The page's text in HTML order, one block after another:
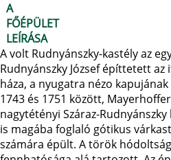
A
FŐÉPÜLET
LEÍRÁSA
A volt Rudnyánszky-kastély az
Rudnyánszky József építtetett
háza, a nyugatra nézo
1743 és 1751 között,
nagytétényi Száraz-
is magába foglaló gótikus
számára épült. A török